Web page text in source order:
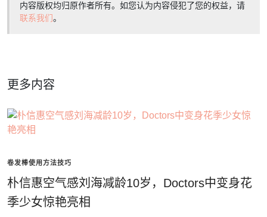
内容版权均归原作者所有。如您认为内容侵犯了您的权益，请
联系我们。
更多内容
卷发棒使用方法技巧
朴信惠空气感刘海减龄10岁，Doctors中变身花
季少女惊艳亮相